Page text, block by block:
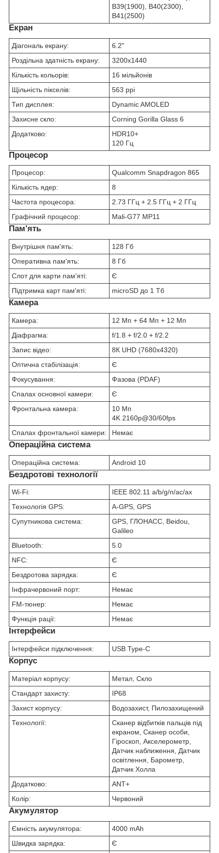
B39(1900), B40(2300),
B41(2500)
Екран
Діагональ екрану:
6.2"
Роздільна здатність екрану:
3200x1440
Кількість кольорів:
16 мільйонів
Щільність пікселів:
563 ppi
Тип дисплея:
Dynamic AMOLED
Захисне скло:
Corning Gorilla Glass 6
Додатково:
HDR10+
120 Гц
Процесор
Процесор:
Qualcomm Snapdragon 865
Кількість ядер:
8
Частота процесора:
2.73 ГГц + 2.5 ГГц + 2 ГГц
Графічний процесор:
Mali-G77 MP11
Пам'ять
Внутрішня пам'ять:
128 Гб
Оперативна пам'ять:
8 Гб
Слот для карти пам'яті:
Є
Підтримка карт пам'яті:
microSD до 1 Тб
Камера
Камера:
12 Мп + 64 Мп + 12 Мп
Діафрагма:
f/1.8 + f/2.0 + f/2.2
Запис відео:
8К UHD (7680x4320)
Оптична стабілізація:
Є
Фокусування:
Фазова (PDAF)
Спалах основної камери:
Є
Фронтальна камера:
10 Мп
4K 2160p@30/60fps
Спалах фронтальної камери:
Немає
Операційна система
Операційна система: Android 10
Бездротові технології
Wi-Fi:
IEEE 802.11 a/b/g/n/ac/ax
Технологія GPS:
A-GPS, GPS
Супутникова система:
GPS, ГЛОНАСС, Beidou,
Galileo
Bluetooth:
5.0
NFC:
Є
Бездротова зарядка:
Є
Інфрачервоний порт:
Немає
FM-тюнер:
Немає
Функція рації:
Немає
Інтерфейси
Інтерфейси підключення: USB Type-C
Корпус
Матеріал корпусу:
Метал, Скло
Стандарт захисту:
IP68
Захист корпусу:
Водозахист, Пилозахищений
Технології:
Сканер відбитків пальців під
екраном, Сканер особи,
Гіроскоп, Акселерометр,
Датчик наближення, Датчик
освітлення, Барометр,
Датчик Холла
Додатково:
ANT+
Колір:
Червоний
Акумулятор
Ємність акумулятора:
4000 mAh
Швидка зарядка:
Є